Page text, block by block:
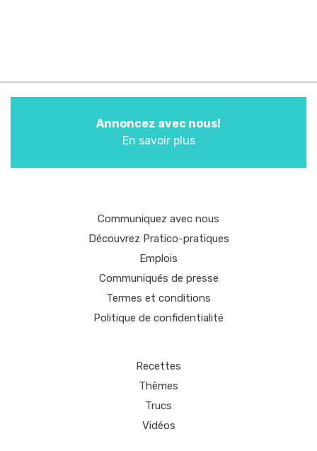
Annoncez avec nous!
En savoir plus
Communiquez avec nous
Découvrez Pratico-pratiques
Emplois
Communiqués de presse
Termes et conditions
Politique de confidentialité
Recettes
Thèmes
Trucs
Vidéos